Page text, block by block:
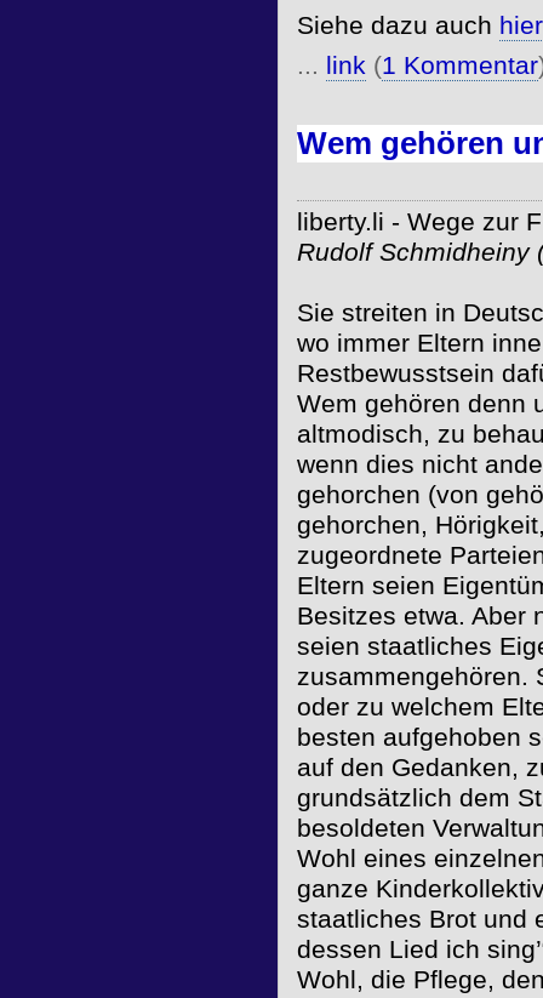
Siehe dazu auch hier
... link(1 Kommentar
Wem gehören
liberty.li - Wege zur
Rudolf Schmidheiny
Sie streiten in
wo immer Eltern
Restbewusstsein
Wem gehören denn
altmodisch, zu
wenn dies nicht
gehorchen (von
gehorchen,
zugeordnete
Eltern seien
Besitzes etwa. Aber
seien staatliches
zusammengehören.
oder zu welchem
besten aufgehoben
auf den Gedanken,
grundsätzlich dem
besoldeten
Wohl eines
ganze
staatliches Brot und
dessen Lied ich
Wohl, die Pflege,